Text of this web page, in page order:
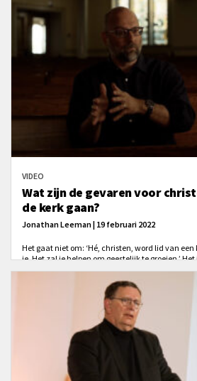
onderuit te halen maar dat lukt niet echt en
Marjoleins’ leven compleet.
VIDEO
Wat zijn de gevaren voor
de kerk gaan?
Jonathan Leeman | 19 februari 2022
Het gaat niet om: ‘Hé, christen, word lid van
je. Het zal je helpen om geestelijk te groeien.’
belangrijkste.